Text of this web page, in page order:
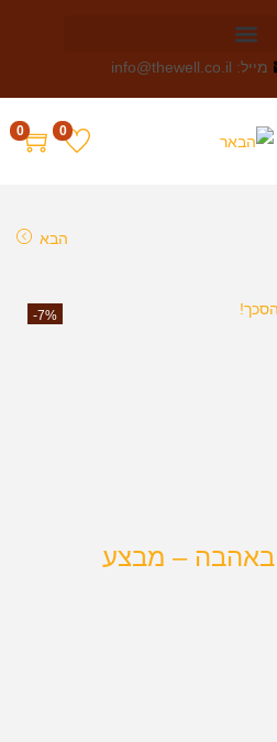
מייל: info@thewell.co.il
0
0
הבא
-7%
באהבה – מבצע